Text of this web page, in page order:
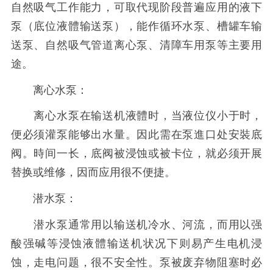
自然吸气工作能力，可取代现阶段普遍应用的液下
泵（底位液體输送泵），能作循环水泵、槽罐车输
送泵、自然吸气管道离心泵、清障车用泵等主要用
途。
离心水泵：
离心水泵在输送机液體时，当液位仪小于时，
便必须灌泵能够出水量。因此需在泵進口处安裝底
阀。時间一长，底阀被浸蚀或被卡位，就必须开展
替换或维修，因而应用很不便捷。
潜水泵：
潜水泵通常用以输送机冷水、河流，而用以强
酸强碱等浸蚀液體输送机状况下则易产生电机浸
蚀，走电问题，很不安全性。泵被废弃物阻塞时必